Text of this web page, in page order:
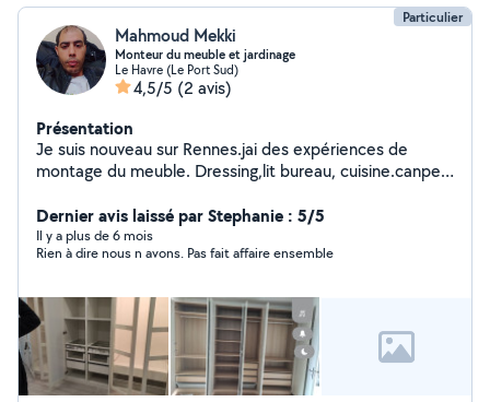
Particulier
Mahmoud Mekki
Monteur du meuble et jardinage
Le Havre (Le Port Sud)
4,5/5 (2 avis)
Présentation
Je suis nouveau sur Rennes.jai des expériences de
montage du meuble. Dressing,lit bureau, cuisine.canpee
Dernier avis laissé par Stephanie : 5/5
Il y a plus de 6 mois
Rien à dire nous n avons. Pas fait affaire ensemble